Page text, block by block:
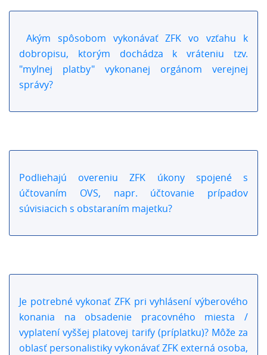
Akým spôsobom vykonávať ZFK vo vzťahu k
dobropisu, ktorým dochádza k vráteniu tzv.
"mylnej platby" vykonanej orgánom verejnej
správy?
Podliehajú overeniu ZFK úkony spojené s
účtovaním OVS, napr. účtovanie prípadov
súvisiacich s obstaraním majetku?
Je potrebné vykonať ZFK pri vyhlásení výberového
konania na obsadenie pracovného miesta /
vyplatení vyššej platovej tarify (príplatku)? Môže za
oblasť personalistiky vykonávať ZFK externá osoba,